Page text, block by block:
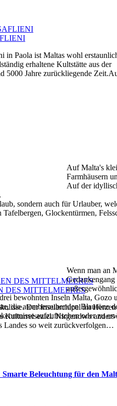
in Paola ist Maltas wohl
erhaltene Kultstätte aus der
5000 Jahre zurückliegende
DES MITTELMEERES
Der Inselarchipel im Herzen
Kulturreiseziel. Nirgendwo anders
Landes so weit zurückverfolgen…
Auf Malta's
Farmhäusern
Auf der
sondern auch für Urlauber,
Glockentürmen,
Wenn man an
bewohnten Inseln Malta, Gozo
die atemberaubenden
aufzufrischen oder zu
Smarte Beleuchtung für den